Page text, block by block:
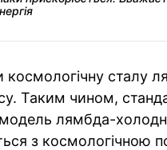
космологічну сталу
Таким чином,
лямбда-
з космологічною